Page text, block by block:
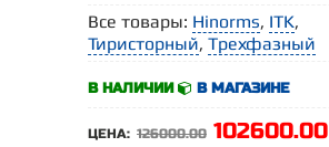
Все товары: Hinorms, ITK,
Тиристорный, Трехфазный
В НАЛИЧИИ В МАГАЗИНЕ
ЦЕНА: 126000.00 102600.00